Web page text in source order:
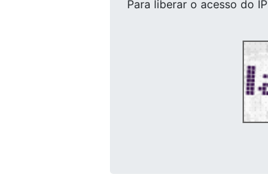
Para liberar o acesso do IP